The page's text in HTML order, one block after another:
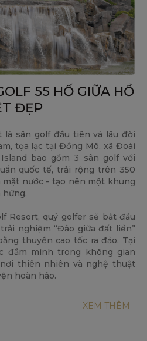
55 HỐ GIỮA HỒ
ĐẸP
là sân golf đầu tiên và lâu đời
tọa lạc tại Đồng Mô, xã Đoài
bao gồm 3 sân golf với
quốc tế, trải rộng trên 350
mặt nước - tạo nên một khung
hứng.
Resort, quý golfer sẽ bắt đầu
nghiệm “Đảo giữa đất liền”
thuyền cao tốc ra đảo. Tại
đắm mình trong không gian
thiên nhiên và nghệ thuật
hoàn hảo.
thiết bị hiện đại cùng thiết
sư hàng đầu thế giới đánh giá
XEM THÊM